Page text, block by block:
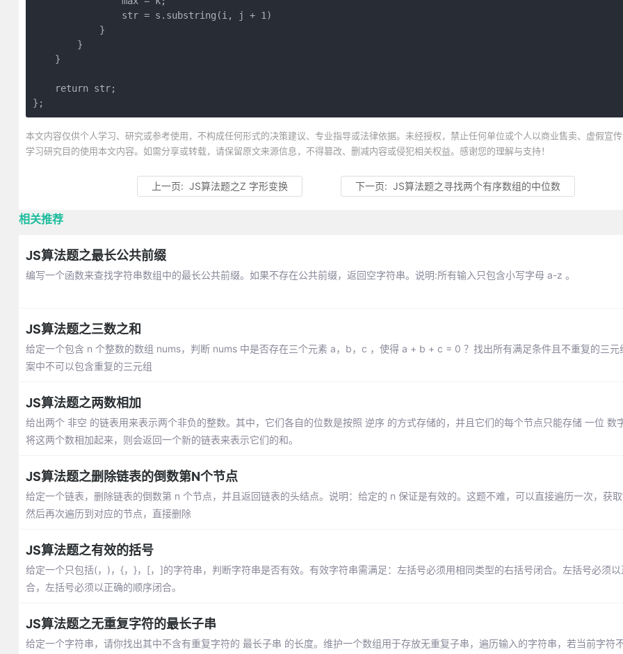
                str = s.substring(i, j + 1)
            }
        }
    }
    return str;
};
本文内容仅供个人学习、研究或参考使用，不构成任何形式的决策建议、专业指导或法律依据。未经授权，禁止任何单位或个人以商业售卖、虚假宣
学习研究目的使用本文内容。如需分享或转载，请保留原文来源信息，不得篡改、删减内容或侵犯相关权益。感谢您的理解与支持！
上一页: JS算法题之Z 字形变换 下一页: JS算法题之寻找两个有序数组的中位数
相关推荐
JS算法题之最长公共前缀
编写一个函数来查找字符串数组中的最长公共前缀。如果不存在公共前缀，返回空字符串。说明:所有输入只包含小写字母 a-z 。
JS算法题之三数之和
给定一个包含 n 个整数的数组 nums，判断 nums 中是否存在三个元素 a，b，c ，使得 a + b + c = 0 ？找出所有满足条件且不重复的三元
案中不可以包含重复的三元组
JS算法题之两数相加
给出两个 非空 的链表用来表示两个非负的整数。其中，它们各自的位数是按照 逆序 的方式存储的，并且它们的每个节点只能存储 一位 数
将这两个数相加起来，则会返回一个新的链表来表示它们的和。
JS算法题之删除链表的倒数第N个节点
给定一个链表，删除链表的倒数第 n 个节点，并且返回链表的头结点。说明：给定的 n 保证是有效的。这题不难，可以直接遍历一次，获取
然后再次遍历到对应的节点，直接删除
JS算法题之有效的括号
给定一个只包括(，)，{，}，[，]的字符串，判断字符串是否有效。有效字符串需满足：左括号必须用相同类型的右括号闭合。左括号必须
合，左括号必须以正确的顺序闭合。
JS算法题之无重复字符的最长子串
给定一个字符串，请你找出其中不含有重复字符的 最长子串 的长度。维护一个数组用于存放无重复子串，遍历输入的字符串，若当前字符